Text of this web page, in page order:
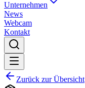
Unternehmen
News
Webcam
Kontakt
Zurück zur Übersicht